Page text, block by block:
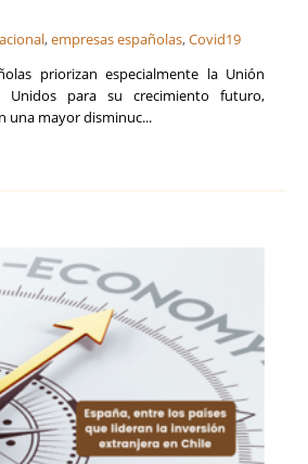
,empresas españolas,Covid19
priorizan especialmente la Unión
Unidos para su crecimiento futuro,
una mayor disminuc...